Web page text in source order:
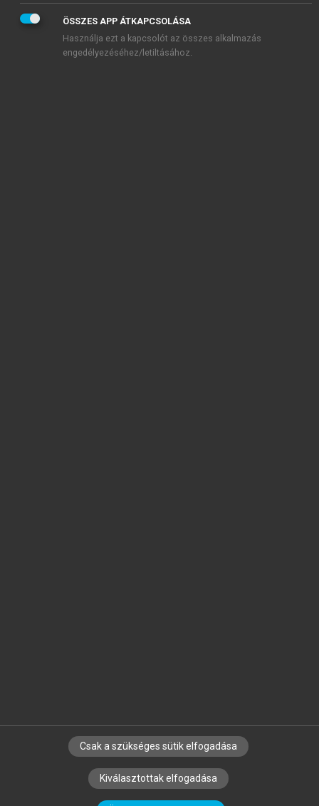
SZERZŐKNEK CÉGEKNEK KÖNYVTÁROSOKNAK
SZERKESZTÉSI ÉS LEKTORÁLÁSI ALAPELVEK
ÖSSZES APP ÁTKAPCSOLÁSA
Használja ezt a kapcsolót az összes alkalmazás
engedélyezéséhez/letiltásához.
Csak a szükséges sütik elfogadása
Kiválasztottak elfogadása